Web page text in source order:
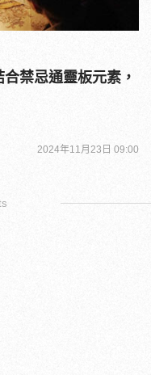
禁忌通靈板元素，
2024年11月23日 09:00